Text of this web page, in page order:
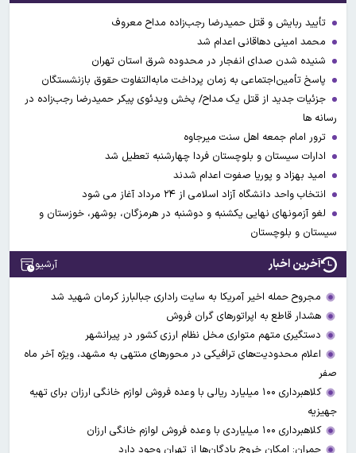
تأیید ربایش و قتل حمیدرضا رجب‌زاده مداح معروف
محمد امینی دهاقانی اعدام شد
شنیده شدن صدای انفجار در محدوده شرق استان تهران
پاسخ تأمین‌اجتماعی به زمان پرداخت مابه‌التفاوت حقوق بازنشستگان
جزئیات جدید از قتل یک مداح/ پخش ویدئوی پیکر حمیدرضا رجب‌زاده در
رسانه ها
ترور امام جمعه اهل سنت میرجاوه
ادارات سیستان و بلوچستان فردا چهارشنبه تعطیل شد
امید بهزاد و پوریا صفوت اعدام شدند
انتخاب واحد دانشگاه آزاد اسلامی از ۲۴ مرداد آغاز می شود
لغو آزمونهای نهایی یکشنبه و دوشنبه در هرمزگان، بوشهر، خوزستان و
سیستان و بلوچستان
آخرین اخبار آرشیو
مجروح حمله اخیر آمریکا به سایت راداری جبالبارز کرمان شهید شد
هشدار قاطع به اپراتورهای گران فروش
دستگیری متهم متواری مخل نظام ارزی کشور در پیرانشهر
اعلام محدودیت‌های ترافیکی در محورهای منتهی به مشهد، ویژه آخر ماه
صفر
کلاهبرداری ۱۰۰ میلیارد ریالی با وعده فروش لوازم خانگی ارزان برای تهیه
جهیزیه
کلاهبرداری ۱۰۰ میلیاردی با وعده فروش لوازم خانگی ارزان
چمران: امکان خروج پادگان‌ها از تهران وجود دارد